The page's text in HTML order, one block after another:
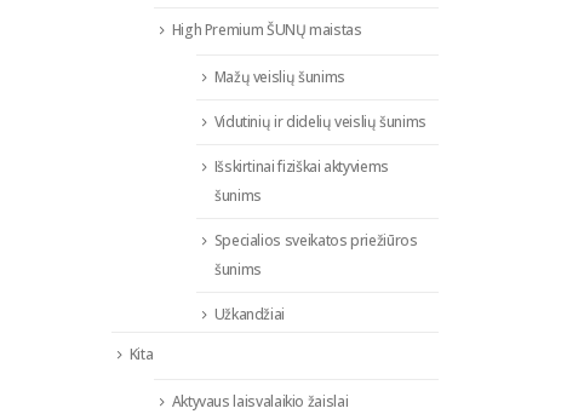
High Premium ŠUNŲ maistas
Mažų veislių šunims
Vidutinių ir didelių veislių šunims
Išskirtinai fiziškai aktyviems
šunims
Specialios sveikatos priežiūros
šunims
Užkandžiai
Kita
Aktyvaus laisvalaikio žaislai